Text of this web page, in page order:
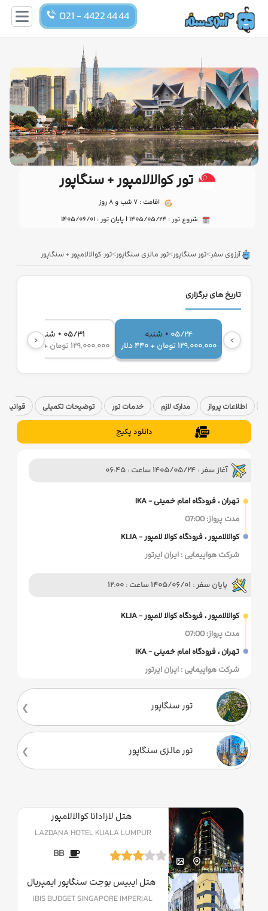
021 - 4422 44 44
تور کوالالامپور + سنگاپور
اقامت : 7 شب و 8 روز
شروع تور : 1405/05/24 | پایان تور : 1405/06/01
آرزوی سفر>تور سنگاپور>تور مالزی سنگاپور>تور کوالالامپور + سنگاپور
تاریخ های برگزاری
›
05/24
• شنبه
129,000,000 تومان + 440 دلار
05/31
• شنبه
129,000,000 تومان + 440 دلار ‹
اطلاعات پرواز مدارک لازم خدمات تور توضیحات تکمیلی قوانین
دانلود پکیج
آغاز سفر : 1405/05/24 ساعت : 06:45
تهران ، فرودگاه امام خمینی - IKA
مدت پرواز: 07:00
کوالالامپور ، فرودگاه کوالا لامپور - KLIA
شرکت هواپیمایی : ایران ایرتور
پایان سفر : 1405/06/01 ساعت : 12:00
کوالالامپور ، فرودگاه کوالا لامپور - KLIA
مدت پرواز: 07:00
تهران ، فرودگاه امام خمینی - IKA
شرکت هواپیمایی : ایران ایرتور
تور سنگاپور
تور مالزی سنگاپور
هتل لازادانا کوالالامپور
LAZDANA HOTEL KUALA LUMPUR
BB
هتل ایبیس بوجت سنگاپور ایمپریال
IBIS BUDGET SINGAPORE IMPERIAL